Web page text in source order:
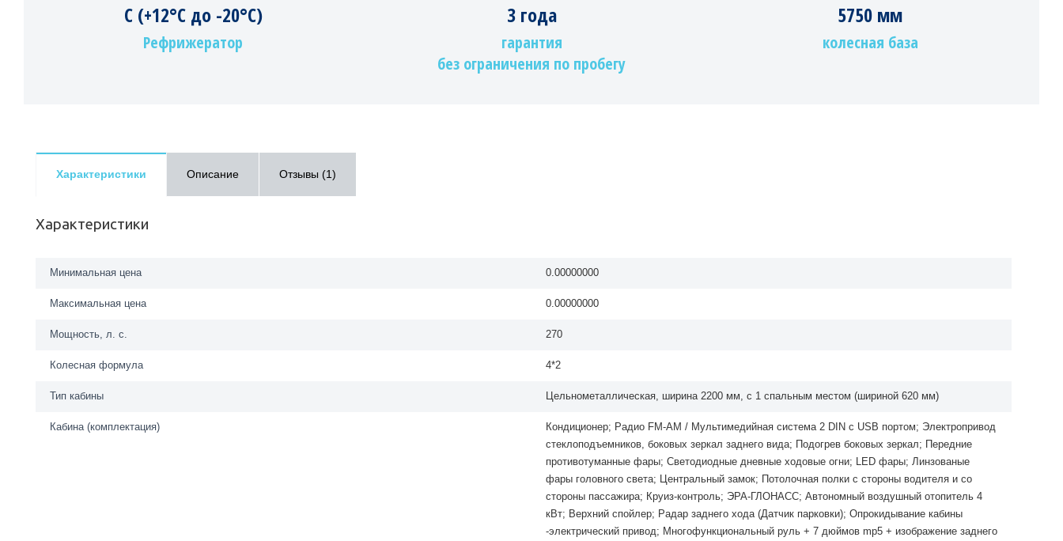
C (+12°C до -20°C)
Рефрижератор
3 года
гарантия
без ограничения по пробегу
5750 мм
колесная база
Характеристики Описание Отзывы (1)
Характеристики
Минимальная цена 0.00000000
Максимальная цена 0.00000000
Мощность, л. с. 270
Колесная формула 4*2
Тип кабины Цельнометаллическая, ширина 2200 мм, c 1 спальным местом (шириной 620 мм)
Кабина (комплектация)
Кондиционер; Радио FM-AM / Мультимедийная система 2 DIN с USB портом; Электропривод
стеклоподъемников, боковых зеркал заднего вида; Подогрев боковых зеркал; Передние
противотуманные фары; Светодиодные дневные ходовые огни; LED фары; Линзованые
фары головного света; Центральный замок; Потолочная полки с стороны водителя и со
стороны пассажира; Круиз-контроль; ЭРА-ГЛОНАСС; Автономный воздушный отопитель 4
кВт; Верхний спойлер; Pадар заднего хода (Датчик парковки); Опрокидывание кабины
-электрический привод; Многофункциональный руль + 7 дюймов mp5 + изображение заднего